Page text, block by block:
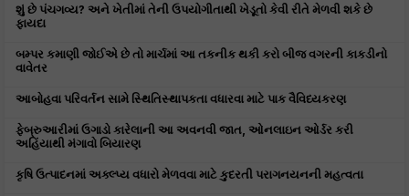
શું છે પંચગવ્ય? અને ખેતીમાં તેની ઉપયોગીતાથી ખેડૂતો કેવી રીતે મેળવી શકે છે
ફાયદા
બમ્પર કમાણી જોઈએ છે તો માર્ચમાં આ તકનીક થકી કરો બીજ વગરની કાકડીનો
વાવેતર
આબોહવા પરિવર્તન સામે સ્થિતિસ્થાપકતા વધારવા માટે પાક વૈવિધ્યકરણ
ફેબ્રુઆરીમાં ઉગાડો કારેલાની આ અવનવી જાત, ઓનલાઇન ઓર્ડર કરી
અહિંયાથી મંગાવો બિયારણ
કૃષિ ઉત્પાદનમાં અક્લ્પ્ય વધારો મેળવવા માટે કુદરતી પરાગનયનની મહત્વતા